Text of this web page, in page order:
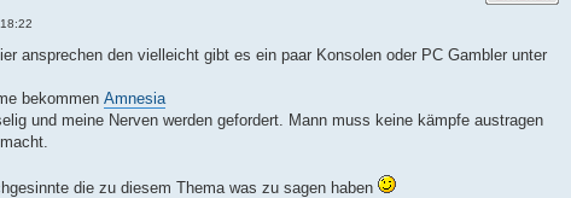
ansprechen den vielleicht gibt es ein paar Konsolen oder PC Gambler unter
bekommen Amnesia
und meine Nerven werden gefordert. Mann muss keine kämpfe austragen
die zu diesem Thema was zu sagen haben